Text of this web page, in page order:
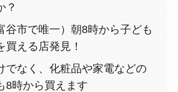
？
谷市で唯一）朝8時から子ども
買える店発見！
でなく、化粧品や家電などの
8時から買えます